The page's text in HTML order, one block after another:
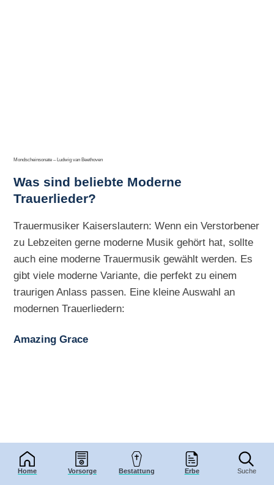
Home Vorsorge Bestattung Erbe Suche
Mondscheinsonate – Ludwig van Beethoven
Was sind beliebte Moderne
Trauerlieder?
Trauermusiker Kaiserslautern: Wenn ein Verstorbener
zu Lebzeiten gerne moderne Musik gehört hat, sollte
auch eine moderne Trauermusik gewählt werden. Es
gibt viele moderne Variante, die perfekt zu einem
traurigen Anlass passen. Eine kleine Auswahl an
modernen Trauerliedern:
Amazing Grace